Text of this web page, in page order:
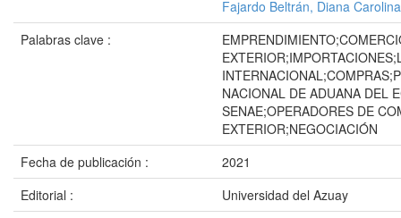
Fajardo Beltrán, Diana Carolina
Palabras clave :
NACIONAL DE ADUANA DEL
SENAE;OPERADORES DE
EXTERIOR;NEGOCIACIÓN
Fecha de publicación :
2021
Editorial :
Universidad del Azuay